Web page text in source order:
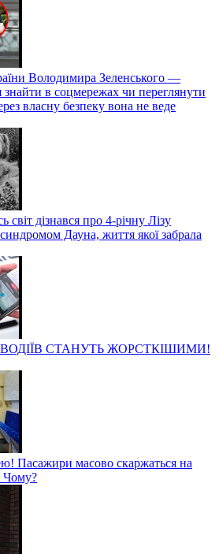
Володимира Зеленського —
знайти в соцмережах чи переглянути
власну безпеку вона не веде
світ дізнався про 4-річну Лізу
Дауна, життя якої забрала
СТАНУТЬ ЖОРСТКІШИМИ!
Пасажири масово скаржаться на
Чому?